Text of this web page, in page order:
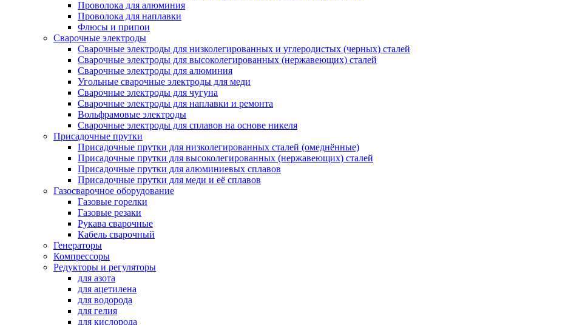
Проволока для алюминия
Проволока для наплавки
Флюсы и припои
Сварочные электроды
Сварочные электроды для низколегированных и углеродистых (черных) сталей
Сварочные электроды для высоколегированных (нержавеющих) сталей
Сварочные электроды для алюминия
Угольные сварочные электроды для меди
Сварочные электроды для чугуна
Сварочные электроды для наплавки и ремонта
Вольфрамовые электроды
Сварочные электроды для сплавов на основе никеля
Присадочные прутки
Присадочные прутки для низколегированных сталей (омеднённые)
Присадочные прутки для высоколегированных (нержавеющих) сталей
Присадочные прутки для алюминиевых сплавов
Присадочные прутки для меди и её сплавов
Газосварочное оборудование
Газовые горелки
Газовые резаки
Рукава сварочные
Кабель сварочный
Генераторы
Компрессоры
Редукторы и регуляторы
для азота
для ацетилена
для водорода
для гелия
для кислорода